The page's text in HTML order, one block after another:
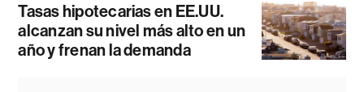
Tasas hipotecarias en EE.UU.
alcanzan su nivel más alto en un
año y frenan la demanda